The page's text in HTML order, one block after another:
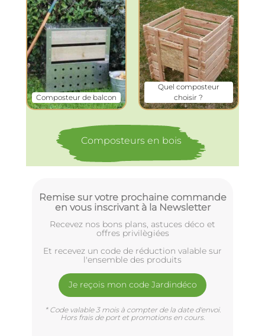
Composteur de balcon
Composteurs en bois
Quel composteur
choisir ?
Remise sur votre prochaine commande
en vous inscrivant à la Newsletter
Recevez nos bons plans, astuces déco et
offres privilègiées
Et recevez un code de réduction valable sur
l'ensemble des produits
Je reçois mon code Jardindéco
* Code valable 3 mois à compter de la date d'envoi.
Hors frais de port et promotions en cours.